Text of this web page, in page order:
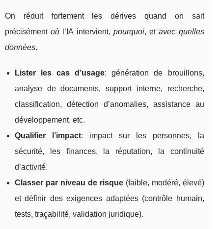
On réduit fortement les dérives quand on sait
précisémentoù l’IA intervient, pourquoi, etavec quelles
données.
Lister les cas d’usage: génération de brouillons,
analyse de documents, support interne, recherche,
classification, détection d’anomalies, assistance au
développement, etc.
Qualifier l’impact: impact sur les personnes, la
sécurité, les finances, la réputation, la continuité
d’activité.
Classer par niveau de risque(faible, modéré, élevé)
et définir des exigences adaptées (contrôle humain,
tests, traçabilité, validation juridique).